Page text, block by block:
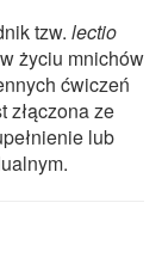
tzw. lectio
życiu mnichów
ćwiczeń
złączona ze
lub